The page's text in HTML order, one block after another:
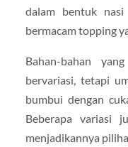
dalam bentuk
bermacam topping
Bahan-bahan
bervariasi, tetapi
bumbui dengan
Beberapa variasi
menjadikannya